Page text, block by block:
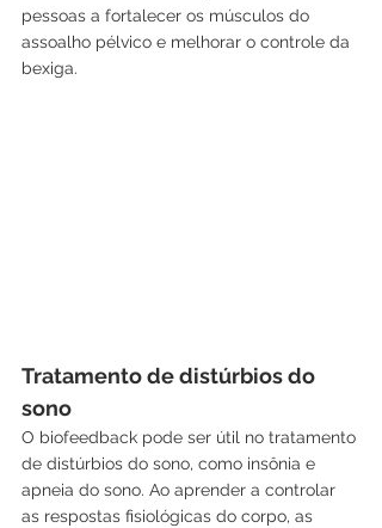
pessoas a fortalecer os músculos do
assoalho pélvico e melhorar o controle da
bexiga.
Tratamento de distúrbios do
sono
O biofeedback pode ser útil no tratamento
de distúrbios do sono, como insônia e
apneia do sono. Ao aprender a controlar
as respostas fisiológicas do corpo, as